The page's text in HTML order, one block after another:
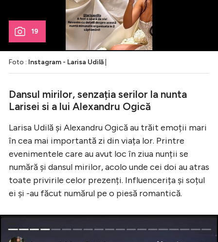
19
Foto : Instagram - Larisa Udilă
Dansul mirilor, senzația serilor la nunta
Larisei si a lui Alexandru Ogică
Larisa Udilă și Alexandru Ogică au trăit emoții mari
în cea mai importantă zi din viața lor. Printre
evenimentele care au avut loc în ziua nunții se
numără și dansul mirilor, acolo unde cei doi au atras
toate privirile celor prezenți. Influencerița și soțul
ei și -au făcut numărul pe o piesă romantică.